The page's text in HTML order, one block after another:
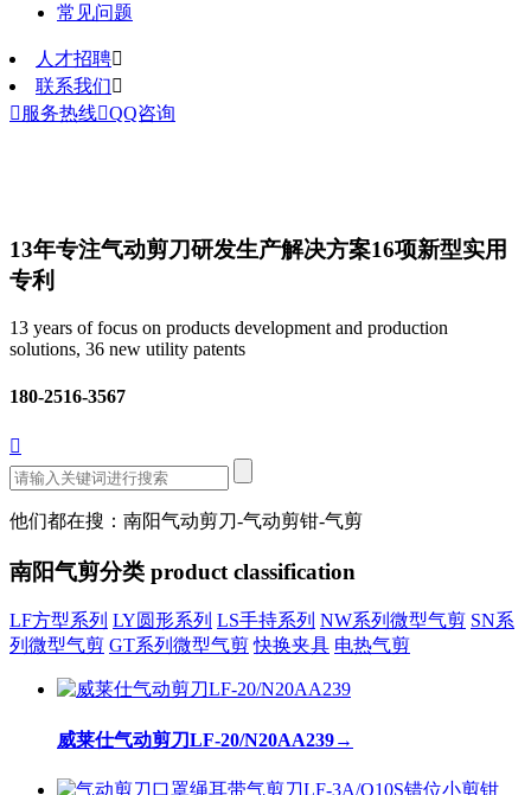
常见问题
人才招聘
联系我们
 服务热线QQ咨询
13年专注气动剪刀研发生产解决方案16项新型实用
专利
13 years of focus on products development and production
solutions, 36 new utility patents
180-2516-3567

他们都在搜：南阳气动剪刀-气动剪钳-气剪
南阳气剪分类 product classification
LF方型系列 LY圆形系列 LS手持系列 NW系列微型气剪 SN系
列微型气剪 GT系列微型气剪 快换夹具 电热气剪
威莱仕气动剪刀LF-20/N20AA239→